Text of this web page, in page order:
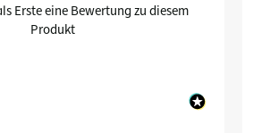
Erste eine Bewertung zu diesem
Produkt